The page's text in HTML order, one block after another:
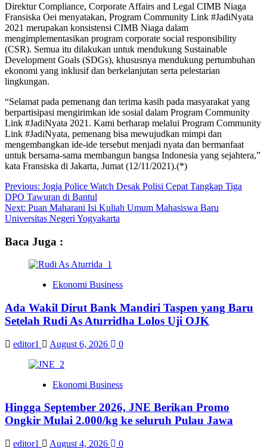
Direktur Compliance, Corporate Affairs and Legal CIMB Niaga
Fransiska Oei menyatakan, Program Community Link #JadiNyata
2021 merupakan konsistensi CIMB Niaga dalam
mengimplementasikan program corporate social responsibility
(CSR). Semua itu dilakukan untuk mendukung Sustainable
Development Goals (SDGs), khususnya mendukung pertumbuhan
ekonomi yang inklusif dan berkelanjutan serta pelestarian
lingkungan.
“Selamat pada pemenang dan terima kasih pada masyarakat yang
berpartisipasi mengirimkan ide sosial dalam Program Community
Link #JadiNyata 2021. Kami berharap melalui Program Community
Link #JadiNyata, pemenang bisa mewujudkan mimpi dan
mengembangkan ide-ide tersebut menjadi nyata dan bermanfaat
untuk bersama-sama membangun bangsa Indonesia yang sejahtera,”
kata Fransiska di Jakarta, Jumat (12/11/2021).(*)
Post
navigation
Previous: Jogja Police Watch Desak Polisi Cepat Tangkap Tiga
DPO Tawuran di Bantul
Next: Puan Maharani Isi Kuliah Umum Mahasiswa Baru
Universitas Negeri Yogyakarta
Baca Juga :
Ekonomi Business
Ada Wakil Dirut Bank Mandiri Taspen yang Baru
Setelah Rudi As Aturridha Lolos Uji OJK
editor1 August 6, 2026 0
Ekonomi Business
Hingga September 2026, JNE Berikan Promo
Ongkir Mulai 2.000/kg ke seluruh Pulau Jawa
editor1 August 4, 2026 0